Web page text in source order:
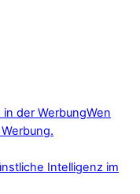
Wen
Intelligenz im